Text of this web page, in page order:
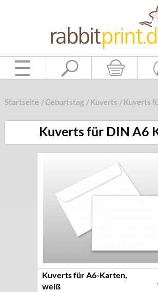
Startseite /Geburtstag /Kuverts /Kuverts
Kuverts für DIN A6
Kuverts für A6-Karten,
weiß